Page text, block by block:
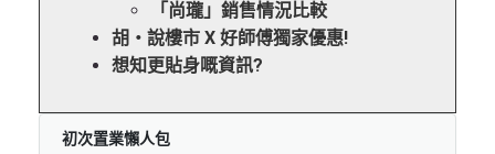
「尚瓏」銷售情況比較
胡‧說樓市 X 好師傅獨家優惠!
想知更貼身嘅資訊?
初次置業懶人包